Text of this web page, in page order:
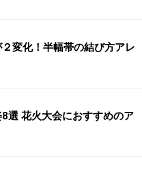
変化！半幅帯の結び方アレ
選 花火大会におすすめのア